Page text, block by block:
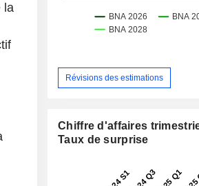
la
Révisions des estimations
Chiffre d'affaires
Taux de surprise